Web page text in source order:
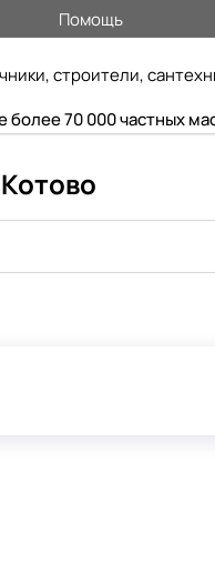
Помощь
строители,
более 70 000 частных